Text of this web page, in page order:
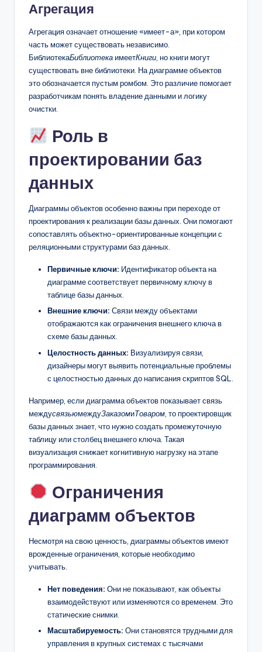
Агрегация
Агрегация означает отношение «имеет-а», при котором
часть может существовать независимо.
БиблиотекаБиблиотекаимеетКниги, но книги могут
существовать вне библиотеки. На диаграмме объектов
это обозначается пустым ромбом. Это различие помогает
разработчикам понять владение данными и логику
очистки.
Роль в
проектировании баз
данных
Диаграммы объектов особенно важны при переходе от
проектирования к реализации базы данных. Они помогают
сопоставлять объектно-ориентированные концепции с
реляционными структурами баз данных.
Первичные ключи: Идентификатор объекта на
диаграмме соответствует первичному ключу в
таблице базы данных.
Внешние ключи: Связи между объектами
отображаются как ограничения внешнего ключа в
схеме базы данных.
Целостность данных: Визуализируя связи,
дизайнеры могут выявить потенциальные проблемы
с целостностью данных до написания скриптов SQL.
Например, если диаграмма объектов показывает связь
междусвязьюмеждуЗаказомиТоваром , то проектировщик
базы данных знает, что нужно создать промежуточную
таблицу или столбец внешнего ключа. Такая
визуализация снижает когнитивную нагрузку на этапе
программирования.
Ограничения
диаграмм объектов
Несмотря на свою ценность, диаграммы объектов имеют
врожденные ограничения, которые необходимо
учитывать.
Нет поведения: Они не показывают, как объекты
взаимодействуют или изменяются со временем. Это
статические снимки.
Масштабируемость: Они становятся трудными для
управления в крупных системах с тысячами